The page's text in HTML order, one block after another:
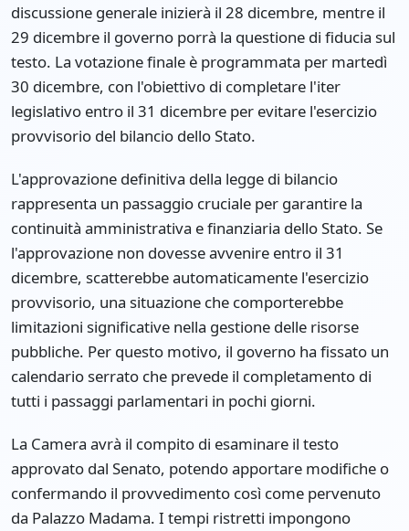
discussione generale inizierà il 28 dicembre, mentre il
29 dicembre il governo porrà la questione di fiducia sul
testo. La votazione finale è programmata per martedì
30 dicembre, con l'obiettivo di completare l'iter
legislativo entro il 31 dicembre per evitare l'esercizio
provvisorio del bilancio dello Stato.
L'approvazione definitiva della legge di bilancio
rappresenta un passaggio cruciale per garantire la
continuità amministrativa e finanziaria dello Stato. Se
l'approvazione non dovesse avvenire entro il 31
dicembre, scatterebbe automaticamente l'esercizio
provvisorio, una situazione che comporterebbe
limitazioni significative nella gestione delle risorse
pubbliche. Per questo motivo, il governo ha fissato un
calendario serrato che prevede il completamento di
tutti i passaggi parlamentari in pochi giorni.
La Camera avrà il compito di esaminare il testo
approvato dal Senato, potendo apportare modifiche o
confermando il provvedimento così come pervenuto
da Palazzo Madama. I tempi ristretti impongono